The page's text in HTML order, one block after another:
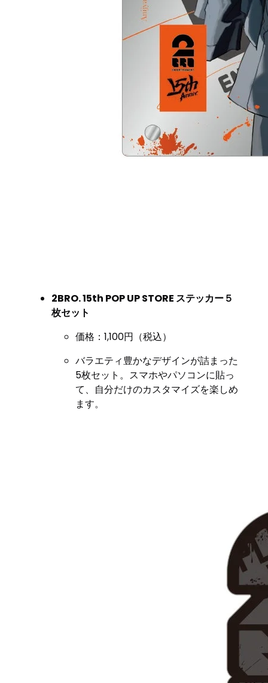
2BRO. 15th POP UP STORE ステッカー５
枚セット
価格：1,100円（税込）
バラエティ豊かなデザインが詰まった
5枚セット。スマホやパソコンに貼っ
て、自分だけのカスタマイズを楽しめ
ます。